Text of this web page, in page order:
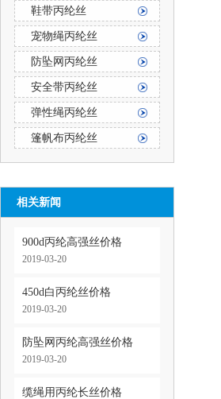
鞋带丙纶丝
宠物绳丙纶丝
防坠网丙纶丝
安全带丙纶丝
弹性绳丙纶丝
篷帆布丙纶丝
相关新闻
900d丙纶高强丝价格
2019-03-20
450d白丙纶丝价格
2019-03-20
防坠网丙纶高强丝价格
2019-03-20
缆绳用丙纶长丝价格